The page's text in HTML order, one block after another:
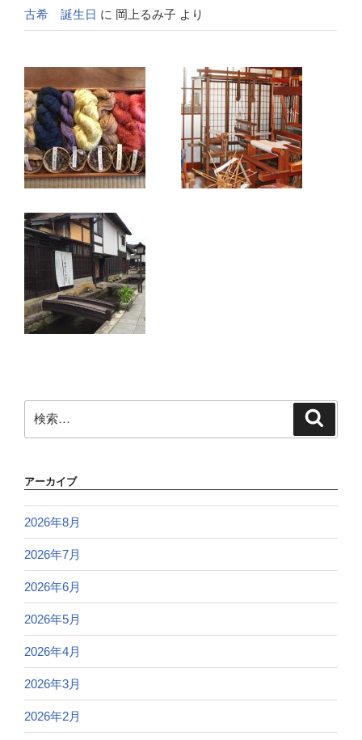
古希 誕生日 に 岡上るみ子 より
索:
アーカイブ
2026年8月
2026年7月
2026年6月
2026年5月
2026年4月
2026年3月
2026年2月